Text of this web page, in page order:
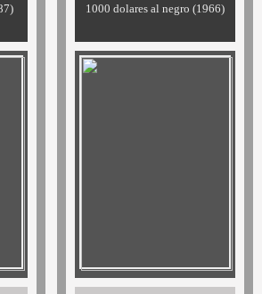
1000 dolares al negro (1966)